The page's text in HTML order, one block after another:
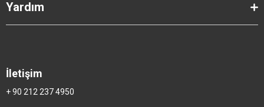
Yardım
İletişim
+ 90 212 237 4950